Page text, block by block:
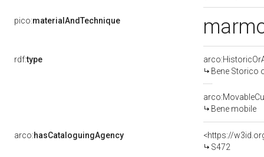
pico:materialAndTechnique
rdf:type
Bene Storico
Bene mobile
arco:hasCataloguingAgency
<https://
S472